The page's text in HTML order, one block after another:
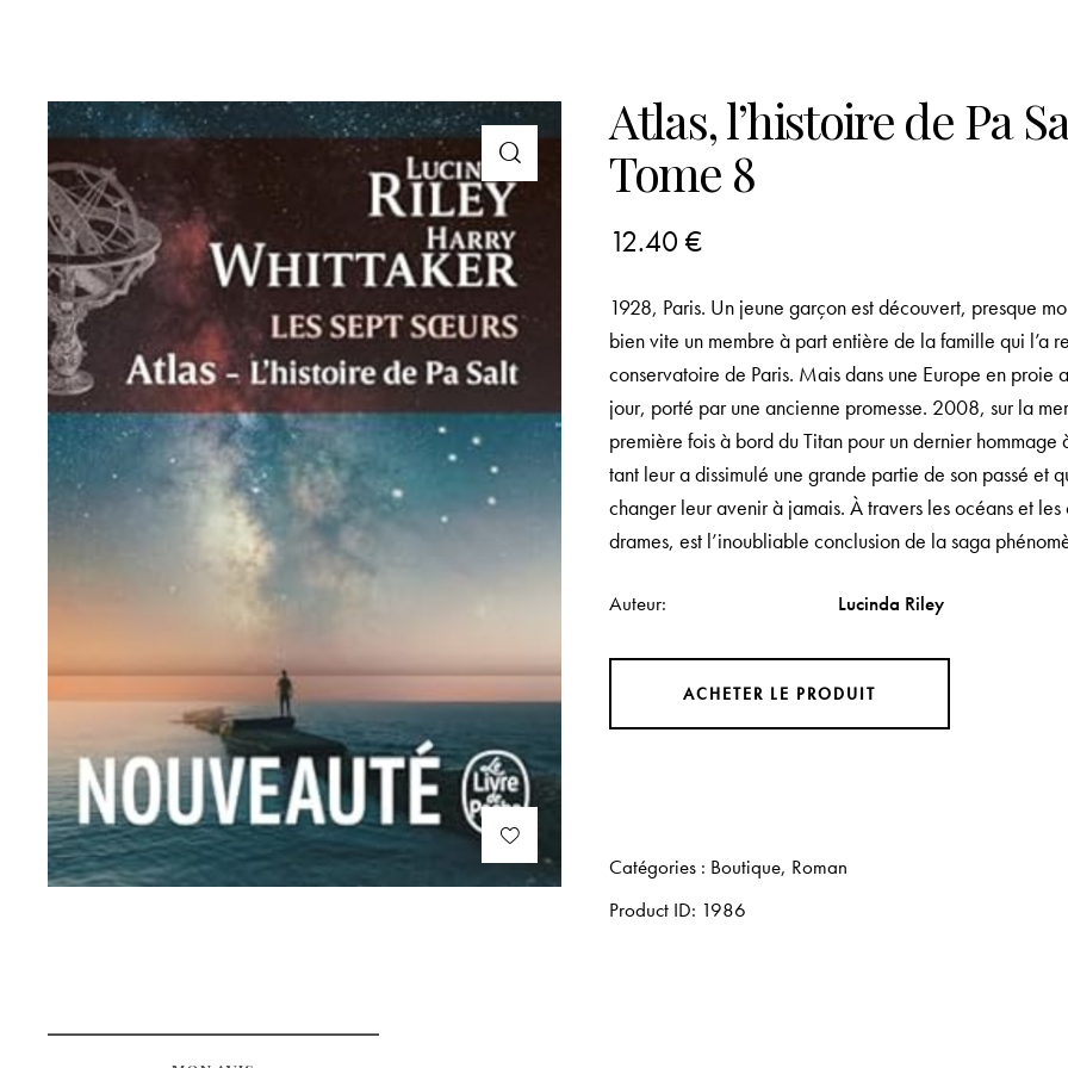
Atlas, l’histoire de Pa
Tome 8
12.40€
1928, Paris. Un jeune garçon est découvert, presque
bien vite un membre à part entière de la famille qui l’a
conservatoire de Paris. Mais dans une Europe en proie
jour, porté par une ancienne promesse. 2008, sur la
première fois à bord du Titan pour un dernier
tant leur a dissimulé une grande partie de son passé et
changer leur avenir à jamais. À travers les océans et
drames, est l’inoubliable conclusion de la saga
Auteur Lucinda Riley
ACHETER LE PRODUIT
Catégories : Boutique, Roman
Product ID: 1986